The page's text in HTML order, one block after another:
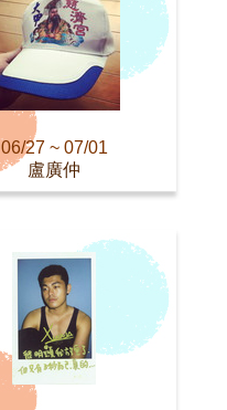
06/27 ~ 07/01
盧廣仲